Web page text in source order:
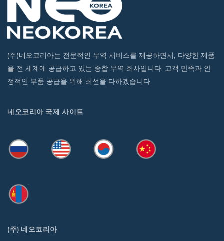
(주)네오코리아는 전문적인 무역 서비스를 제공하면서, 다양한 제품
을 전 세계에 공급하고 있는 종합 무역 회사입니다. 고객 만족과 안
정적인 부품 공급을 위해 최선을 다하겠습니다.
네오코리아 국제 사이트
(주) 네오코리아